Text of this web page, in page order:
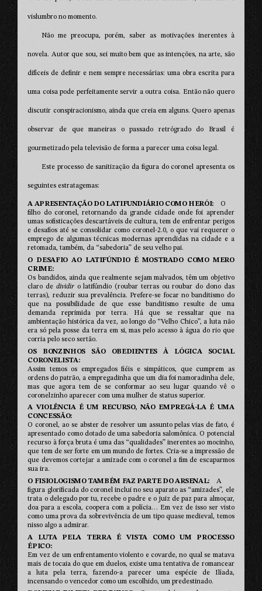
vislumbro no momento.
Não me preocupa, porém, saber as motivações inerentes à
novela. Autor que sou, sei muito bem que as intenções, na arte, são
difíceis de definir e nem sempre necessárias: uma obra escrita para
uma coisa pode perfeitamente servir a outra coisa. Então não quero
discutir conspiracionismo, ainda que creia em alguns. Quero apenas
observar de que maneiras o passado retrógrado do Brasil é
gourmetizado pela televisão de forma a parecer uma coisa legal.
Este processo de sanitização da figura do coronel apresenta os
seguintes estratagemas:
A APRESENTAÇÃO DO LATIFUNDIÁRIO COMO HERÓI
O
filho do coronel, retornando da grande cidade onde foi aprender
umas sofisticações descartáveis de cultura, tem de enfrentar perigos
e desafios até se consolidar como coronel-2.0, o que vai requerer o
emprego de algumas técnicas modernas aprendidas na cidade e a
retomada, também, da “sabedoria” de seu velho pai.
O DESAFIO AO LATIFÚNDIO É MOSTRADO COMO MERO
CRIME
Os bandidos, ainda que realmente sejam malvados, têm um objetivo
claro de dividiro latifúndio (roubar terras ou roubar do dono das
terras), reduzir sua prevalência. Prefere-se focar no banditismo do
que na possibilidade de que esse banditismo resulte de uma
demanda reprimida por terra. Há que se ressaltar que na
ambientação histórica da vez, ao longo do “Velho Chico”, a luta não
era só pela posse da terra em si, mas pelo acesso à água do rio que
corria pelo seco sertão.
OS BONZINHOS SÃO OBEDIENTES À LÓGICA SOCIAL
CORONELISTA
Assim temos os empregados fiéis e simpáticos, que cumprem as
ordens do patrão, a empregadinha que um dia foi namoradinha dele,
mas que agora tem de se conformar ao seu lugar quando vê o
coronelzinho aparecer com uma mulher de status superior.
A VIOLÊNCIA É UM RECURSO, NÃO EMPREGÁ-LA É UMA
CONCESSÃO
O coronel, ao se abster de resolver um assunto pelas vias de fato, é
apresentado como dotado de uma sabedoria salomônica. O potencial
recurso à força bruta é uma das “qualidades” inerentes ao mocinho,
que tem de ser forte em um mundo de fortes. Cria-se a impressão de
que devemos cortejar a amizade com o coronel a fim de escaparmos
sua ira.
O FISIOLOGISMO TAMBÉM FAZ PARTE DO ARSENAL
A
figura glorificada do coronel inclui no seu aparato as “amizades”, ele
trata o delegado por tu, recebe o padre e o juiz de paz para almoçar,
doa para a escola, coopera com a polícia… Em vez de isso ser visto
como uma prova da sobrevivência de um tipo quase medieval, temos
nisso algo a admirar.
A LUTA PELA TERRA É VISTA COMO UM PROCESSO
ÉPICO
Em vez de um enfrentamento violento e covarde, no qual se matava
mais de tocaia do que em duelos, existe uma tentativa de romancear
a luta pela terra, fazendo-a parecer uma espécie de Ilíada,
incensando o vencedor como um escolhido, um predestinado.